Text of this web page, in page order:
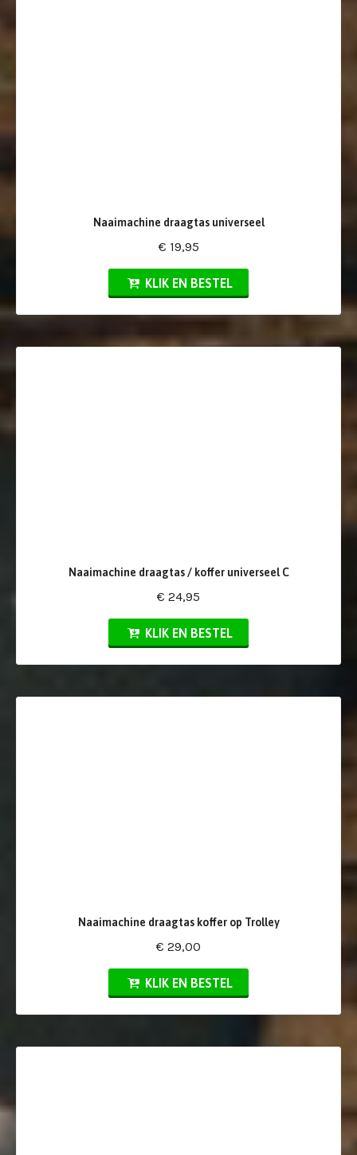
Naaimachine draagtas universeel
€ 19,95
KLIK EN BESTEL
Naaimachine draagtas / koffer universeel C
€ 24,95
KLIK EN BESTEL
Naaimachine draagtas koffer op Trolley
€ 29,00
KLIK EN BESTEL